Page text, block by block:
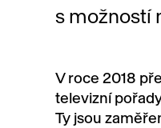
s možností
V roce 2018
televizní
Ty jsou